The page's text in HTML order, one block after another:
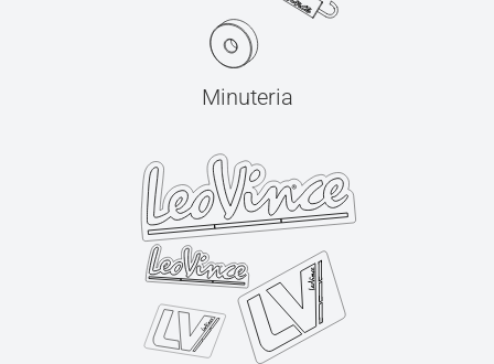
Minuteria